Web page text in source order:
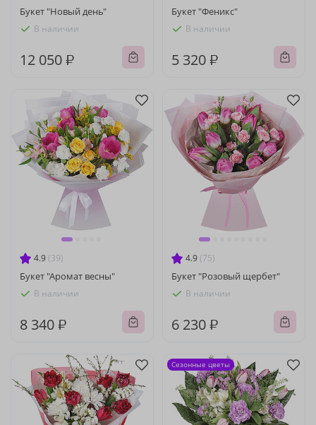
Букет "Новый день"
В наличии
12 050 ₽
Букет "Феникс"
В наличии
5 320 ₽
4.9 (39)
Букет "Аромат весны"
В наличии
8 340 ₽
4.9 (75)
Букет "Розовый щербет"
В наличии
6 230 ₽
Сезонные цветы